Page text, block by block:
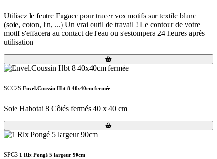
Utilisez le feutre Fugace pour tracer vos motifs sur textile blanc
(soie, coton, lin, ...) Un vrai outil de travail ! Le contour de votre
motif s'effacera au contact de l'eau ou s'estompera 24 heures après
utilisation
Loading...
Loading...
SCC2S Envel.Coussin Hbt 8 40x40cm fermée
Soie Habotai 8 Côtés fermés 40 x 40 cm
Loading...
Loading...
SPG3 1 Rlx Pongé 5 largeur 90cm